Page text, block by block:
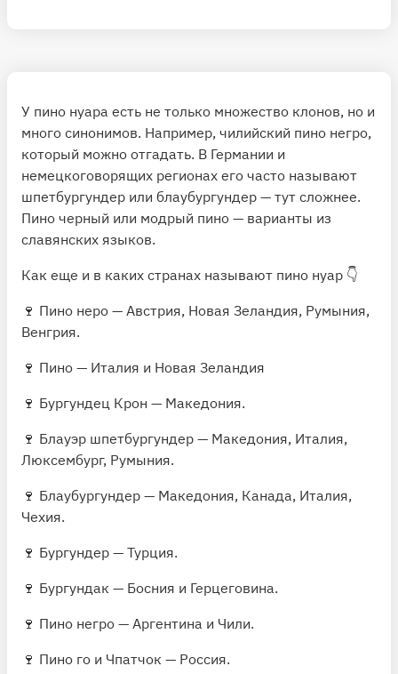
У пино нуара есть не только множество клонов, но и
много синонимов. Например, чилийский пино негро,
который можно отгадать. В Германии и
немецкоговорящих регионах его часто называют
шпетбургундер или блаубургундер — тут сложнее.
Пино черный или модрый пино — варианты из
славянских языков.
Как еще и в каких странах называют пино нуар 👇
🍷 Пино неро — Австрия, Новая Зеландия, Румыния,
Венгрия.
🍷 Пино — Италия и Новая Зеландия
🍷 Бургундец Крон — Македония.
🍷 Блауэр шпетбургундер — Македония, Италия,
Люксембург, Румыния.
🍷 Блаубургундер — Македония, Канада, Италия,
Чехия.
🍷 Бургундер — Турция.
🍷 Бургундак — Босния и Герцеговина.
🍷 Пино негро — Аргентина и Чили.
🍷 Пино го и Чпатчок — Россия.